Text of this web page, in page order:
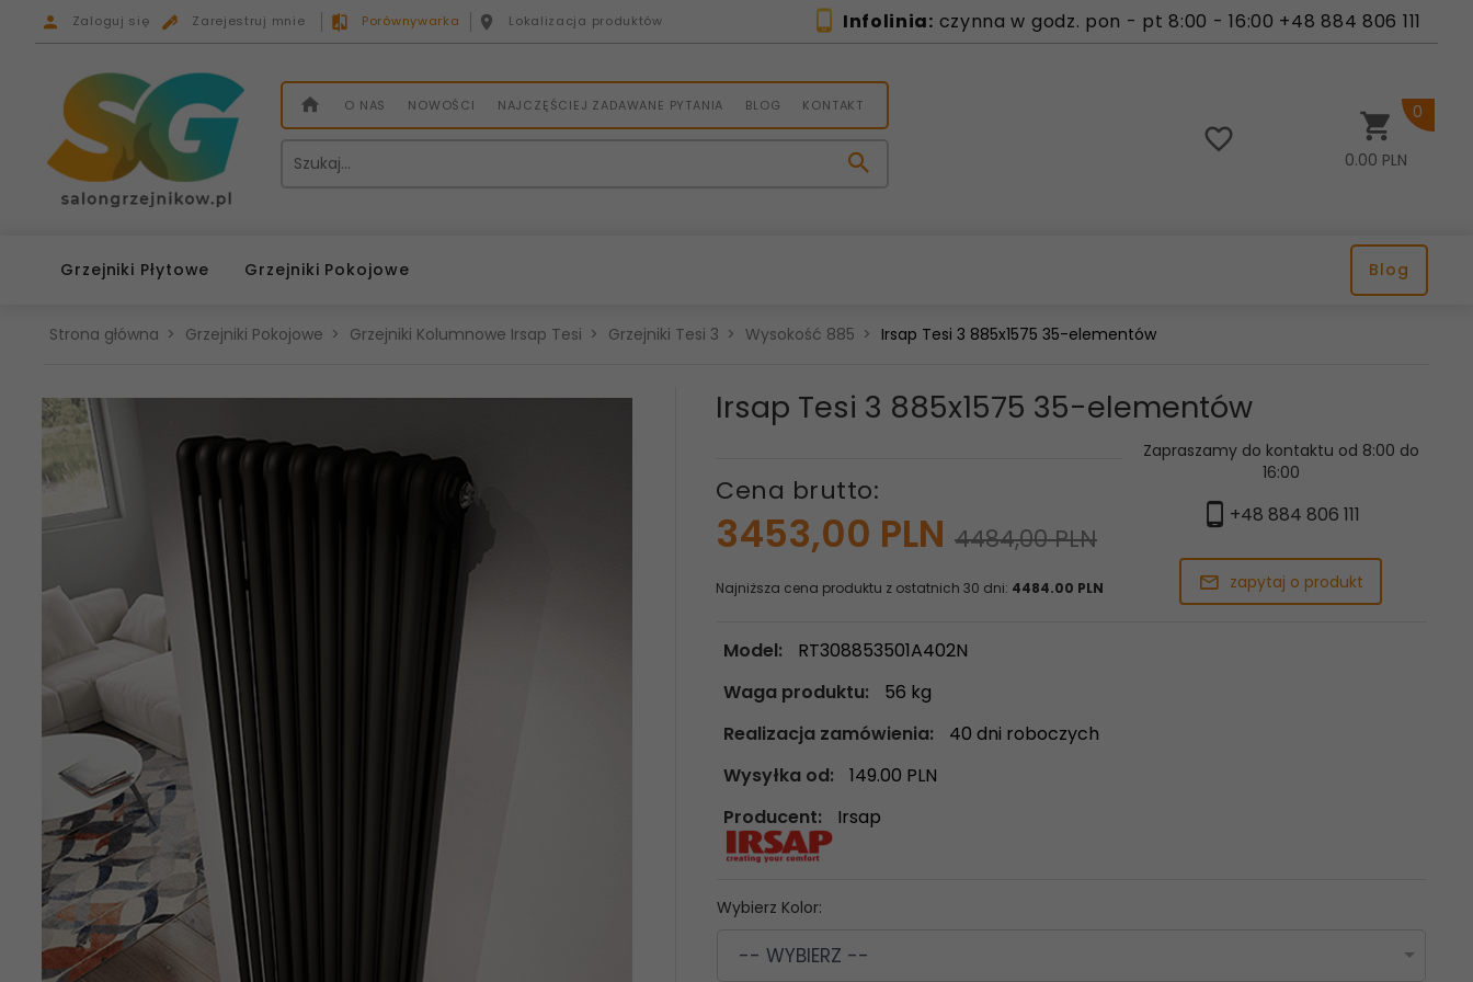
Zaloguj się Zarejestruj mnie Porównywarka Lokalizacja produktów Infolinia: czynna w godz. pon - pt 8:00 - 16:00 +48 884 806 111
O NAS NOWOŚCI NAJCZĘŚCIEJ ZADAWANE PYTANIA BLOG KONTAKT
0.00 PLN
0
Grzejniki Płytowe Grzejniki Pokojowe Blog
Strona główna Grzejniki Pokojowe Grzejniki Kolumnowe Irsap Tesi Grzejniki Tesi 3 Wysokość 885 Irsap Tesi 3 885x1575 35-elementów
Irsap Tesi 3 885x1575 35-elementów
Cena brutto:
3453,00 PLN 4484,00 PLN
Najniższa cena produktu z ostatnich 30 dni: 4484.00 PLN
Zapraszamy do kontaktu od 8:00 do
16:00
+48 884 806 111
zapytaj o produkt
Model:
RT308853501A402N
Waga produktu:
56 kg
Realizacja zamówienia:
40 dni roboczych
Wysyłka od:
149.00 PLN
Producent:
Irsap
Wybierz Kolor:
-- WYBIERZ --